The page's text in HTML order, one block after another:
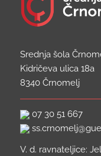
Srednja šola
Kidričeva ulica 18a
8340 Črnomelj
07 30 51 667
V. d. ravnateljice: